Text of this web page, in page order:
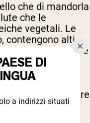
che di mandorla
che le
vegetali. Le
contengono alti
che può aiutare
e ridurre
proteine di
e ottimizzare
DI
a indirizzi situati